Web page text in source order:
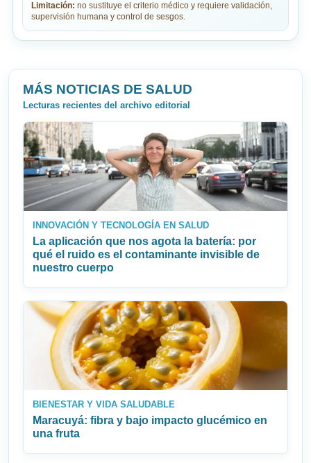
Limitación: no sustituye el criterio médico y requiere validación,
supervisión humana y control de sesgos.
MÁS NOTICIAS DE SALUD
Lecturas recientes del archivo editorial
INNOVACIÓN Y TECNOLOGÍA EN SALUD
La aplicación que nos agota la batería: por
qué el ruido es el contaminante invisible de
nuestro cuerpo
BIENESTAR Y VIDA SALUDABLE
Maracuyá: fibra y bajo impacto glucémico en
una fruta